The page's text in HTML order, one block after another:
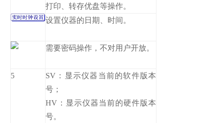
打印、转存优盘等操作。
设置仪器的日期、时间。
需要密码操作，不对用户开放。
5
SV：显示仪器当前的软件版本
号；
HV：显示仪器当前的硬件版本
号。